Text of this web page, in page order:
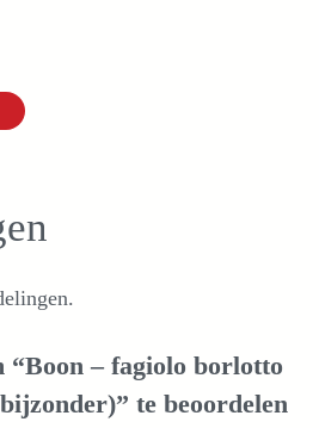
“Boon – fagiolo borlotto
te beoordelen